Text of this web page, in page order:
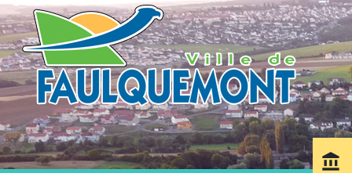
account_balance